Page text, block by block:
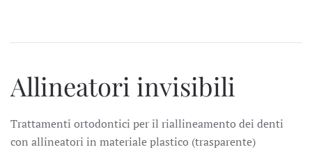
Allineatori invisibili
Trattamenti ortodontici per il riallineamento dei denti
con allineatori in materiale plastico (trasparente)